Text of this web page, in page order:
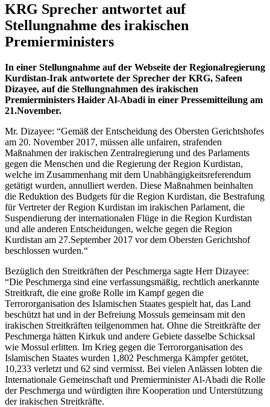
KRG Sprecher antwortet auf
Stellungnahme des irakischen
Premierministers
In einer Stellungnahme auf der Webseite der Regionalregierung
Kurdistan-Irak antwortete der Sprecher der KRG, Safeen
Dizayee, auf die Stellungnahmen des irakischen
Premierministers Haider Al-Abadi in einer Pressemitteilung am
21.November.
Mr. Dizayee: “Gemäß der Entscheidung des Obersten Gerichtshofes
am 20. November 2017, müssen alle unfairen, strafenden
Maßnahmen der irakischen Zentralregierung und des Parlaments
gegen die Menschen und die Regierung der Region Kurdistan,
welche im Zusammenhang mit dem Unabhängigkeitsreferendum
getätigt wurden, annulliert werden. Diese Maßnahmen beinhalten
die Reduktion des Budgets für die Region Kurdistan, die Bestrafung
für Vertreter der Region Kurdistan im irakischen Parlament, die
Suspendierung der internationalen Flüge in die Region Kurdistan
und alle anderen Entscheidungen, welche gegen die Region
Kurdistan am 27.September 2017 vor dem Obersten Gerichtshof
beschlossen wurden.“
Bezüglich den Streitkräften der Peschmerga sagte Herr Dizayee:
“Die Peschmerga sind eine verfassungsmäßig, rechtlich anerkannte
Streitkraft, die eine große Rolle im Kampf gegen die
Terrororganisation des Islamischen Staates gespielt hat, das Land
beschützt hat und in der Befreiung Mossuls gemeinsam mit den
irakischen Streitkräften teilgenommen hat. Ohne die Streitkräfte der
Peschmerga hätten Kirkuk und andere Gebiete dasselbe Schicksal
wie Mossul erlitten. Im Krieg gegen die Terrororganisation des
Islamischen Staates wurden 1,802 Peschmerga Kämpfer getötet,
10,233 verletzt und 62 sind vermisst. Bei vielen Anlässen lobten die
Internationale Gemeinschaft und Premierminister Al-Abadi die Rolle
der Peschmerga und würdigten ihre Kooperation und Unterstützung
der irakischen Streitkräfte.